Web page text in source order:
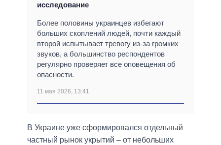
исследование
Более половины украинцев избегают
больших скоплений людей, почти каждый
второй испытывает тревогу из-за громких
звуков, а большинство респондентов
регулярно проверяет все оповещения об
опасности.
11 мая 2026, 13:41
В Украине уже сформировался отдельный
частный рынок укрытий – от небольших